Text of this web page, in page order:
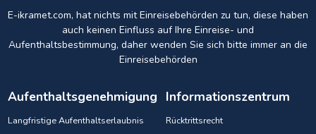
E-ikramet.com, hat nichts mit Einreisebehörden zu tun, diese haben
auch keinen Einfluss auf Ihre Einreise- und
Aufenthaltsbestimmung, daher wenden Sie sich bitte immer an die
Einreisebehörden
Aufenthaltsgenehmigung
Langfristige Aufenthaltserlaubnis
Informationszentrum
Rücktrittsrecht